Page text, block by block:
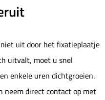
uit door het fixatieplaatje
uitvalt, moet u snel
enkele uren dichtgroeien.
neem direct contact op met